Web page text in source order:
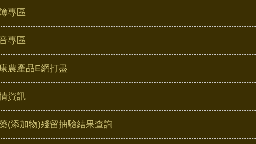
專區
專區
農產品E網打盡
資訊
(添加物)殘留抽驗結果查詢